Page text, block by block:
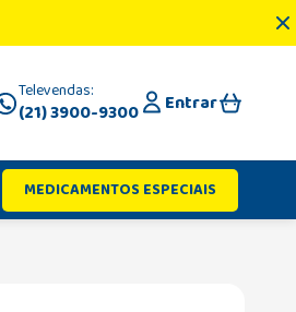
Televendas:
(21) 3900-9300 Entrar
MEDICAMENTOS ESPECIAIS